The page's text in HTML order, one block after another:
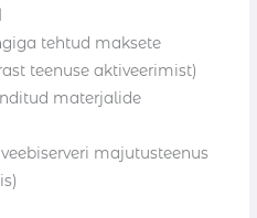
tehtud maksete
teenuse aktiveerimist)
materjalide
veebiserveri majutusteenus